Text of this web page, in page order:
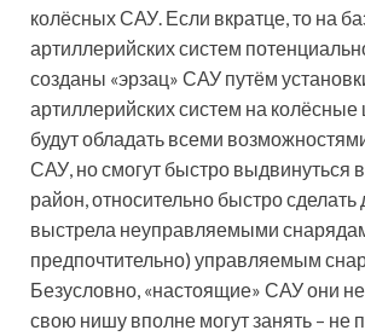
колёсных САУ. Если вкратце, то на
артиллерийских систем
созданы «эрзац» САУ путём
артиллерийских систем на
будут обладать всеми
САУ, но смогут быстро выдвинуться
район, относительно быстро сделать
выстрела неуправляемыми
предпочтительно) управляемым
Безусловно, «настоящие» САУ они
свою нишу вполне могут занять – не